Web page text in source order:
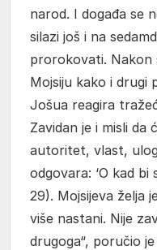
narod. I događa se
silazi još i na
prorokovati. Nakon
Mojsiju kako i drugi
Jošua reagira
Zavidan je i misli da
autoritet, vlast,
odgovara: ‘O kad bi
29). Mojsijeva želja
više nastani. Nije
drugoga“, poručio